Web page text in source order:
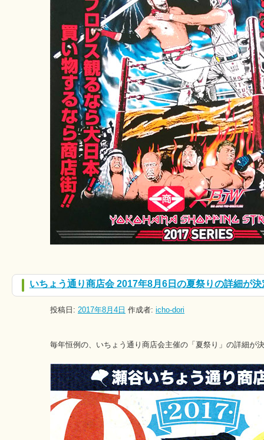
いちょう通り商店会 2017年8月6日の夏祭りの詳細が
投稿日: 2017年8月4日 作成者: icho-dori
毎年恒例の、いちょう通り商店会主催の「夏祭り」の詳細が